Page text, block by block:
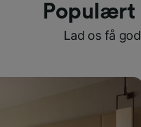
Populært
Lad os få